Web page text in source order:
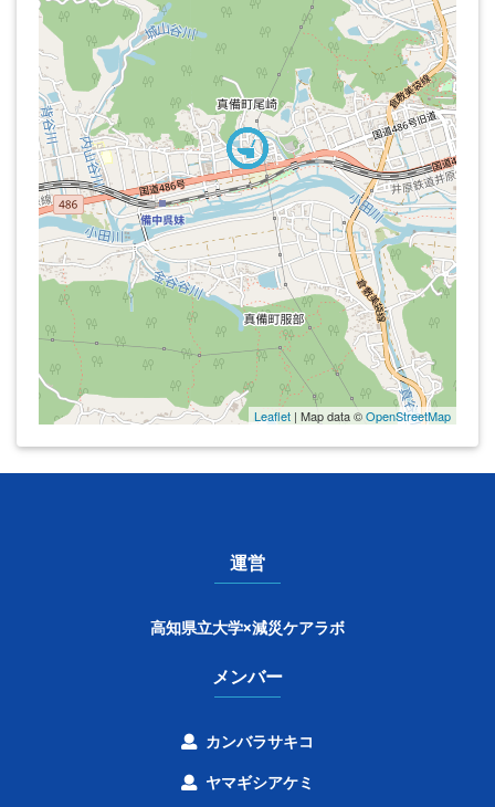
Leaflet | Map data ©OpenStreetMap
運営
高知県立大学×減災ケアラボ
メンバー
カンバラサキコ
ヤマギシアケミ